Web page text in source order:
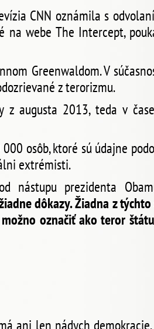
CNN oznámila s
na webe The Intercept,
Greenwaldom. V
z terorizmu.
augusta 2013, teda v
osôb, ktoré sú údajne
extrémisti.
nástupu prezidenta
dôkazy. Žiadna z týchto
označiť ako teror
ani len nádych